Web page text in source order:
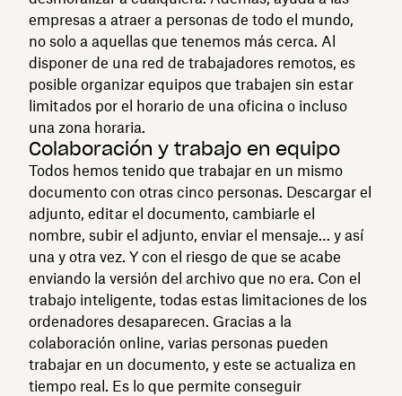
empresas a atraer a personas de todo el mundo,
no solo a aquellas que tenemos más cerca. Al
disponer de una red de trabajadores remotos, es
posible organizar equipos que trabajen sin estar
limitados por el horario de una oficina o incluso
una zona horaria.
Colaboración y trabajo en equipo
Todos hemos tenido que trabajar en un mismo
documento con otras cinco personas. Descargar el
adjunto, editar el documento, cambiarle el
nombre, subir el adjunto, enviar el mensaje… y así
una y otra vez. Y con el riesgo de que se acabe
enviando la versión del archivo que no era. Con el
trabajo inteligente, todas estas limitaciones de los
ordenadores desaparecen. Gracias a la
colaboración online, varias personas pueden
trabajar en un documento, y este se actualiza en
tiempo real. Es lo que permite conseguir